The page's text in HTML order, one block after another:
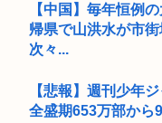
【中国】毎年恒例
帰県で山洪水が市
次々...
【悲報】週刊少年
全盛期653万部か